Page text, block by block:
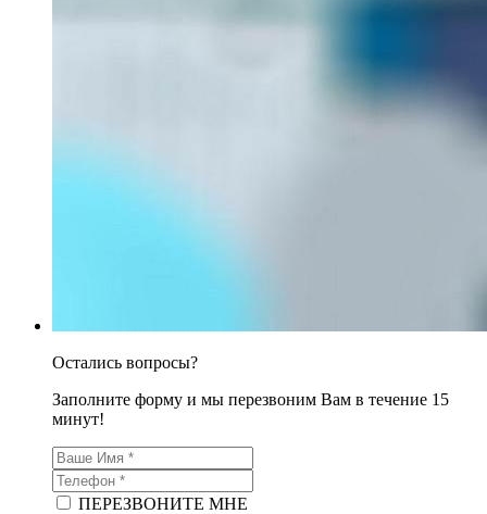
Остались вопросы?
Заполните форму и мы перезвоним Вам в течение 15
минут!
ПЕРЕЗВОНИТЕ МНЕ